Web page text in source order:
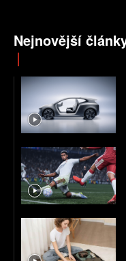
Nejnovější